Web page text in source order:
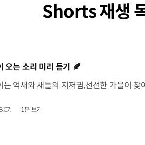
Shorts 재생
]
오는 소리 미리 듣기 🍂
1분 보기